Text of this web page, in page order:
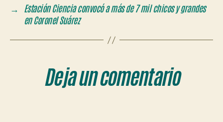
→ Estación Ciencia convocó a más de 7 mil chicos y grandes
en Coronel Suárez
Deja un comentario